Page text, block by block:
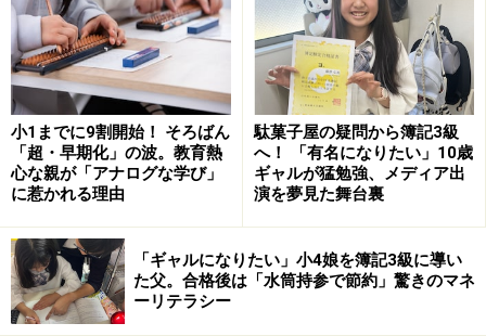
大人についても、スケートボードで夜間の駅前やオフィ
ス街の歩道を滑る人も多く、騒音・禁止区域への立ち入
り・路面や備品の損傷・ゴミの散らかしなど、各地で問
題が相次いでいます。2021年3月には、錦帯橋（山口県
岩国市）をスケートボードで傷つけたとして、当時19歳
ます。
また、同年8月、新宿区の都道で電動キックボードを無
小1までに9割開始！ そろばん
「超・早期化」の波。教育熱
心な親が「アナログな学び」
に惹かれる理由
駄菓子屋の疑問から簿記3級
へ！ 「有名になりたい」10歳
ギャルが猛勉強、メディア出
演を夢見た舞台裏
「ギャルになりたい」小4娘を簿記3級に導い
た父。合格後は「水筒持参で節約」驚きのマネ
ーリテラシー